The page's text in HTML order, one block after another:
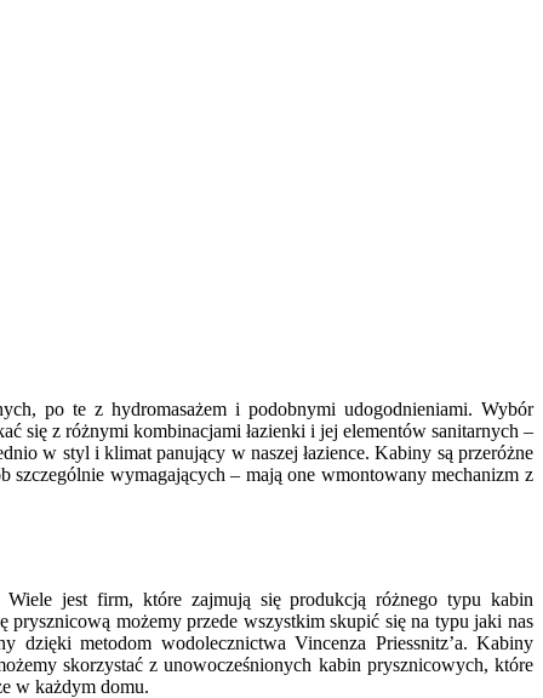
po te z hydromasażem i podobnymi udogodnieniami. Wybór
się z różnymi kombinacjami łazienki i jej elementów sanitarnych –
w styl i klimat panujący w naszej łazience. Kabiny są przeróżne
szczególnie wymagających – mają one wmontowany mechanizm z
jest firm, które zajmują się produkcją różnego typu kabin
prysznicową możemy przede wszystkim skupić się na typu jaki nas
dzięki metodom wodolecznictwa Vincenza Priessnitz’a. Kabiny
skorzystać z unowocześnionych kabin prysznicowych, które
w każdym domu.